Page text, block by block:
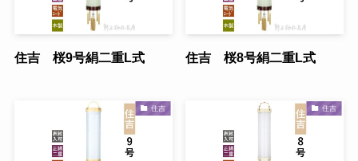
住吉 桜9号絹二重L式 住吉 桜8号絹二重L式
住吉 住吉